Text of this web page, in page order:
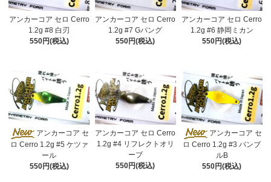
アンカーコア セロ Cerro
1.2g #8 白刃
550円(税込)
アンカーコア セロ Cerro
1.2g #7 Gパング
550円(税込)
アンカーコア セロ Cerro
1.2g #6 静岡ミカン
550円(税込)
アンカーコア セ
ロ Cerro 1.2g #5 ケツァ
ール
550円(税込)
アンカーコア セロ Cerro
1.2g #4 リフレクトオリ
ーブ
550円(税込)
アンカーコア セ
ロ Cerro 1.2g #3 バンブ
ルB
550円(税込)